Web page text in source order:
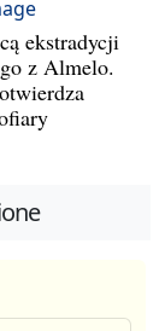
ekstradycji
z Almelo.